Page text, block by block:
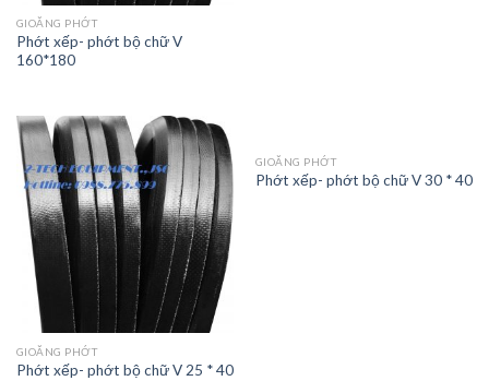
GIOĂNG PHỚT
Phớt xếp- phớt bộ chữ V
160*180
GIOĂNG PHỚT
Phớt xếp- phớt bộ chữ V 25 * 40
GIOĂNG PHỚT
Phớt xếp- phớt bộ chữ V 30 * 40